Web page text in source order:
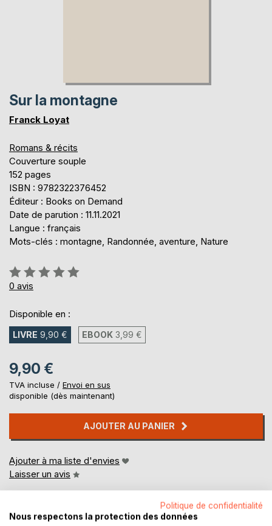
Sur la montagne
Franck Loyat
Romans & récits
Couverture souple
152 pages
ISBN : 9782322376452
Éditeur : Books on Demand
Date de parution : 11.11.2021
Langue : français
Mots-clés : montagne, Randonnée, aventure, Nature
Évaluation:
0%
0 avis
Disponible en :
LIVRE 9,90 € EBOOK 3,99 €
9,90 €
TVA incluse / Envoi en sus
disponible (dès maintenant)
AJOUTER AU PANIER
Ajouter à ma liste d'envies
Laisser un avis
Politique de confidentialité
Nous respectons la protection des données